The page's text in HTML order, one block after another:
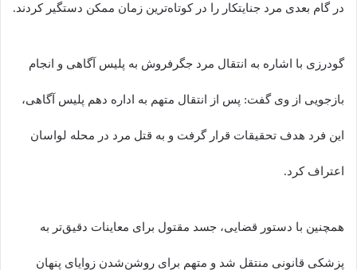
در گام بعدی مرد جنایتکار را در کوتاه‌ترین زمان ممکن دستگیر کردند.
گودرزی با اشاره به انتقال مرد جگرفروش به پلیس آگاهی و انجام
بازجویی از وی گفت: پس از انتقال متهم به اداره دهم پلیس آگاهی،
این فرد هدف تحقیقات قرار گرفت و به قتل مرد در محله لواسان
اعتراف کرد.
همچنین با دستور قضایی، جسد مقتول برای معاینات دقیق‌تر به
پزشکی قانونی منتقل شد و متهم برای روشن‌شدن زوایای پنهان